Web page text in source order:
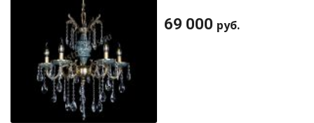
69 000 руб.